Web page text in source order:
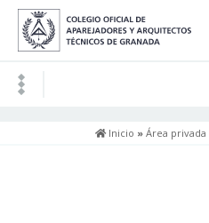
Inicio » Área privada